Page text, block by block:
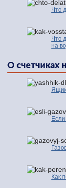
Что
Что
на
О счетчиках
Если
Как